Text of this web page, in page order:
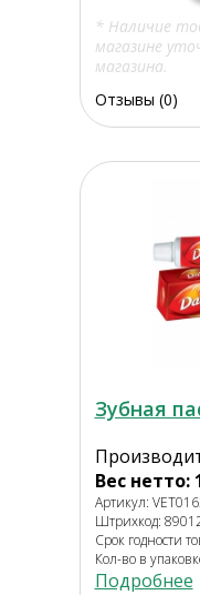
* Наличие
магазине
магазина.
Отзывы (0)
Зубная
Вес нетто:
Артикул:
Штрихкод:
Срок годности
Кол-во в
Подробнее